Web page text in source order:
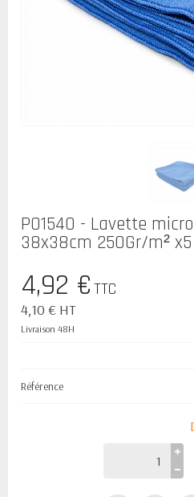
P01540 - Lavette
38x38cm 250Gr/m² x5
4,92 €TTC
4,10 € HT
Livraison 48H
Référence